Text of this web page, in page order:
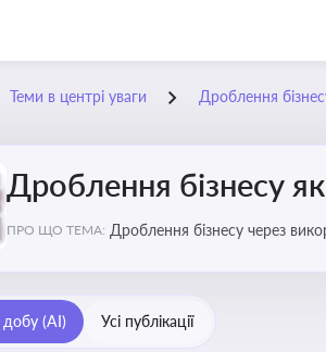
Теми в центрі уваги Дроблення
Дроблення бізнесу
ПРО ЩО ТЕМА: Дроблення бізнесу через
добу (AI) Усі публікації